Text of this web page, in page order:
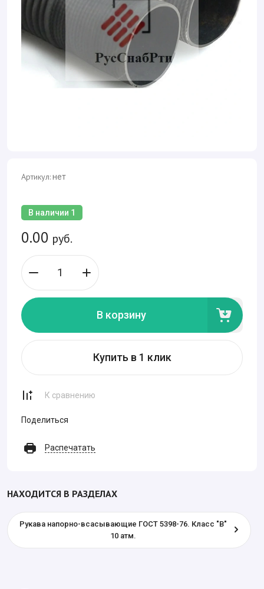
Артикул:нет
В наличии 1
0.00 руб.
В корзину
Купить в 1 клик
К сравнению
Поделиться
Распечатать
НАХОДИТСЯ В РАЗДЕЛАХ
Рукава напорно-всасывающие ГОСТ 5398-76. Класс "В"
10 атм.